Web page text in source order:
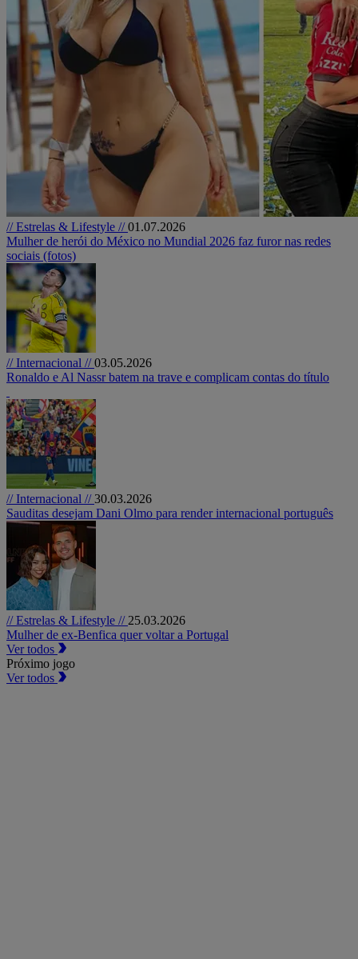
// Estrelas & Lifestyle //01.07.2026
Mulher de herói do México no Mundial 2026 faz furor nas redes
sociais (fotos)
// Internacional //03.05.2026
Ronaldo e Al Nassr batem na trave e complicam contas do título
// Internacional //30.03.2026
Sauditas desejam Dani Olmo para render internacional português
// Estrelas & Lifestyle // 25.03.2026
Mulher de ex-Benfica quer voltar a Portugal
Ver todos
Próximo jogo
Ver todos